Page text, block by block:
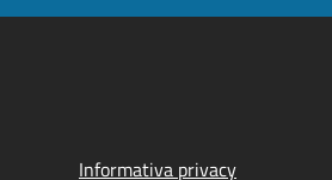
Informativa privacy